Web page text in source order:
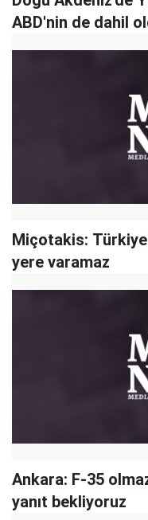
ABD'nin de dahil
Miçotakis:
yere varamaz
Ankara: F-35
yanıt bekliyoruz